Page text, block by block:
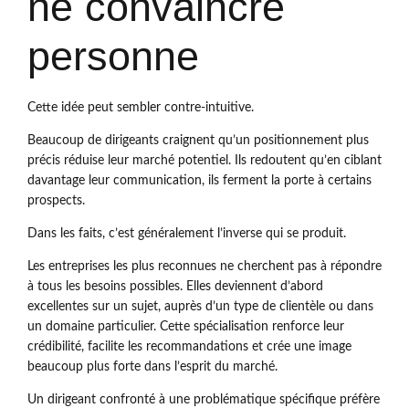
personne
Cette idée peut sembler contre-intuitive.
Beaucoup de dirigeants craignent qu’un positionnement plus
précis réduise leur marché potentiel. Ils redoutent qu’en ciblant
davantage leur communication, ils ferment la porte à certains
prospects.
Dans les faits, c’est généralement l’inverse qui se produit.
Les entreprises les plus reconnues ne cherchent pas à répondre
à tous les besoins possibles. Elles deviennent d’abord
excellentes sur un sujet, auprès d’un type de clientèle ou dans
un domaine particulier. Cette spécialisation renforce leur
crédibilité, facilite les recommandations et crée une image
beaucoup plus forte dans l’esprit du marché.
Un dirigeant confronté à une problématique spécifique préfère